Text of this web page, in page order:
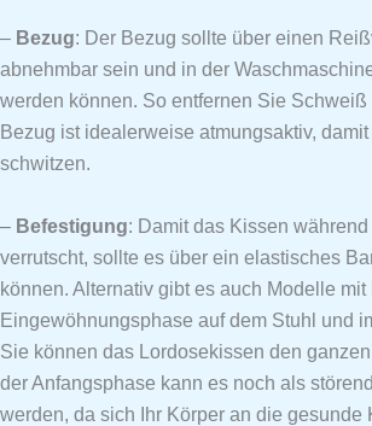
– Bezug: Der Bezug sollte über einen
abnehmbar sein und in der
werden können. So entfernen Sie
Bezug ist idealerweise atmungsaktiv,
schwitzen.
– Befestigung: Damit das Kissen
verrutscht, sollte es über ein elastisches
können. Alternativ gibt es auch Modelle
Eingewöhnungsphase auf dem Stuhl und
Sie können das Lordosekissen den
der Anfangsphase kann es noch als
werden, da sich Ihr Körper an die gesunde